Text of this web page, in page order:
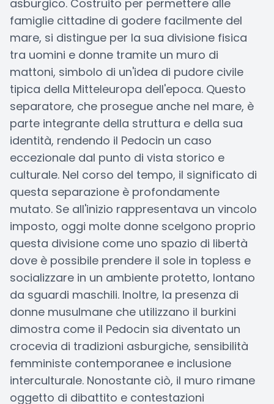
asburgico. Costruito per permettere alle
famiglie cittadine di godere facilmente del
mare, si distingue per la sua divisione fisica
tra uomini e donne tramite un muro di
mattoni, simbolo di un'idea di pudore civile
tipica della Mitteleuropa dell'epoca. Questo
separatore, che prosegue anche nel mare, è
parte integrante della struttura e della sua
identità, rendendo il Pedocin un caso
eccezionale dal punto di vista storico e
culturale. Nel corso del tempo, il significato di
questa separazione è profondamente
mutato. Se all'inizio rappresentava un vincolo
imposto, oggi molte donne scelgono proprio
questa divisione come uno spazio di libertà
dove è possibile prendere il sole in topless e
socializzare in un ambiente protetto, lontano
da sguardi maschili. Inoltre, la presenza di
donne musulmane che utilizzano il burkini
dimostra come il Pedocin sia diventato un
crocevia di tradizioni asburgiche, sensibilità
femministe contemporanee e inclusione
interculturale. Nonostante ciò, il muro rimane
oggetto di dibattito e contestazioni